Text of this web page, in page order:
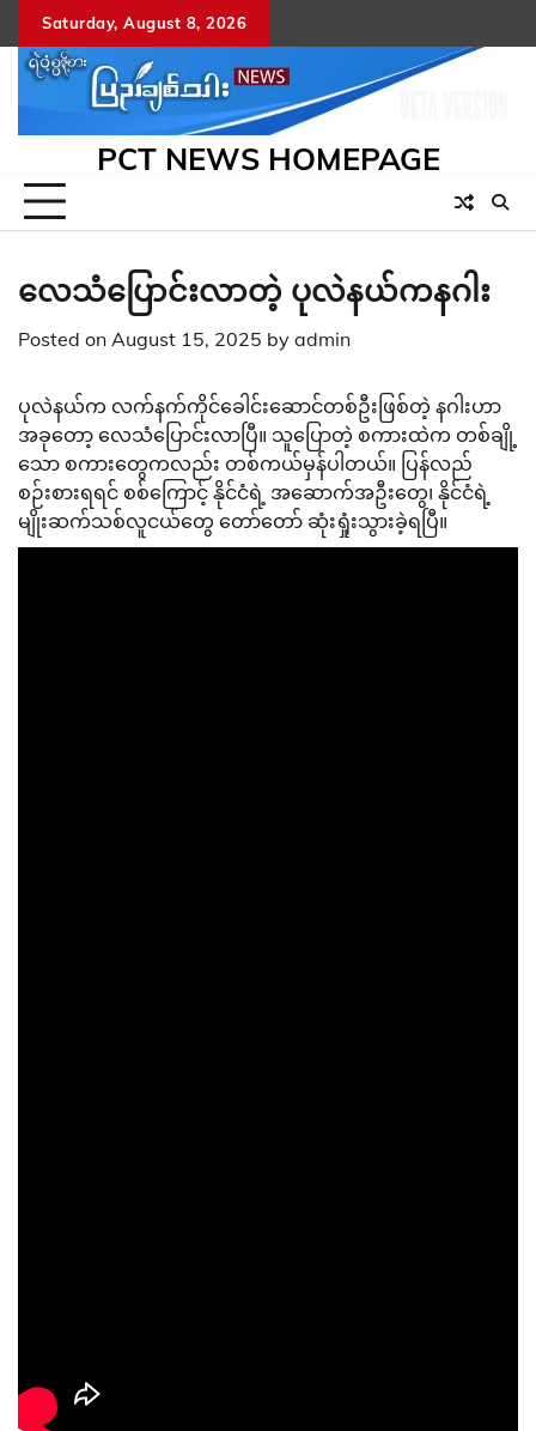
to
content
Saturday, August 8, 2026
PCT NEWS HOMEPAGE
လေသံပြောင်းလာတဲ့ ပုလဲနယ်ကနဂါး
Posted on August 15, 2025 by admin
ပုလဲနယ်က လက်နက်ကိုင်ခေါင်းဆောင်တစ်ဦးဖြစ်တဲ့ နဂါးဟာ
အခုတော့ လေသံပြောင်းလာပြီ။ သူပြောတဲ့ စကားထဲက တစ်ချို့
သော စကားတွေကလည်း တစ်ကယ်မှန်ပါတယ်။ ပြန်လည်
စဉ်းစားရရင် စစ်ကြောင့် နိုင်ငံရဲ့ အဆောက်အဦးတွေ၊ နိုင်ငံရဲ့
မျိုးဆက်သစ်လူငယ်တွေ တော်တော် ဆုံးရှုံးသွားခဲ့ရပြီ။